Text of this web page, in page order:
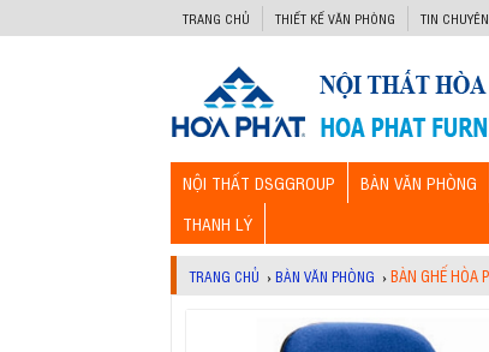
TRANG CHỦ THIẾT KẾ VĂN PHÒNG TIN
NỘI THẤT DSGGROUP BÀN VĂN PHÒNG
THANH LÝ
TRANG CHỦ › BÀN VĂN PHÒNG ›BÀN GHẾ HÒA